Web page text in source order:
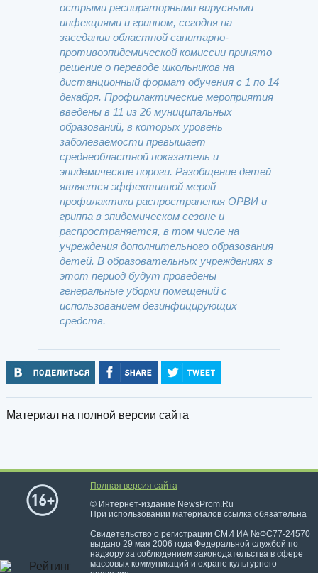
острыми респираторными вирусными
инфекциями и гриппом, сегодня на
заседании областной санитарно-
противоэпидемической комиссии принято
решение о переводе школьников на
дистанционный формат обучения с 1 по 14
декабря. Профилактические мероприятия
введены в 11 из 26 муниципальных
образований, в которых уровень
заболеваемости превышает
среднеобластной показатель и
эпидемические пороги. Разобщение детей
является эффективной мерой
профилактики распространения ОРВИ и
гриппа в эпидемическом сезоне и
распространяется, в том числе на
учреждения дополнительного образования
детей. В образовательных учреждениях в
этот период будут проведены
генеральные уборки помещений с
использованием дезинфицирующих
средств.
Материал на полной версии сайта
Полная версия сайта
© Интернет-издание NewsProm.Ru
При использовании материалов ссылка обязательна
Свидетельство о регистрации СМИ ИА №ФС77-24570
выдано 29 мая 2006 года Федеральной службой по
надзору за соблюдением законодательства в сфере
массовых коммуникаций и охране культурного